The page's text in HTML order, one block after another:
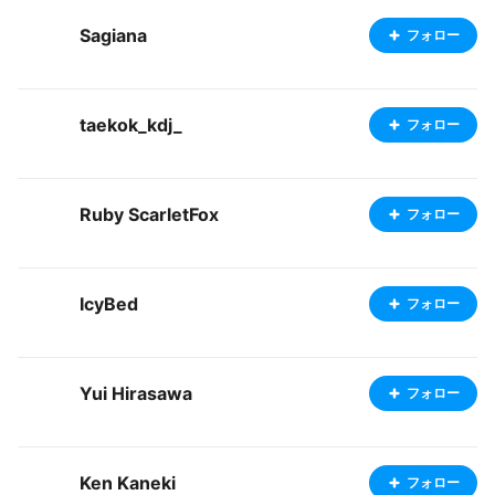
Sagiana フォロー
taekok_kdj_ フォロー
Ruby ScarletFox フォロー
IcyBed フォロー
Yui Hirasawa フォロー
Ken Kaneki フォロー